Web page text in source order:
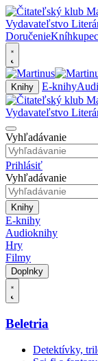
Doručenie
Knihy E-knihy
Vyhľadávanie
Prihlásiť
Vyhľadávanie
Knihy
E-knihy
Audioknihy
Hry
Filmy
Doplnky
Beletria
Detektívky,